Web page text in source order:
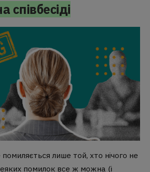
лише той, хто нічого не
помилок все ж можна (і